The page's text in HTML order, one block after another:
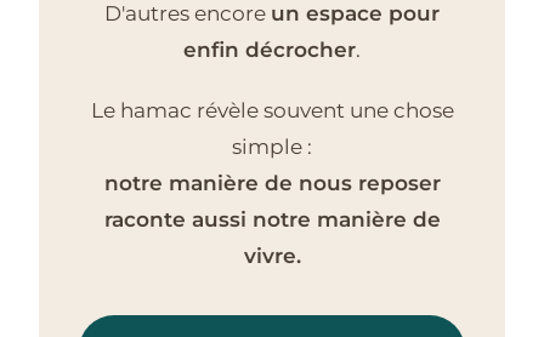
D'autres encore un espace pour
enfin décrocher.
Le hamac révèle souvent une chose
simple :
notre manière de nous reposer
raconte aussi notre manière de
vivre.